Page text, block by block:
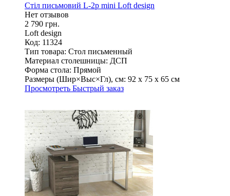
Стіл письмовий L-2p mini Loft design
Нет отзывов
2 790 грн.
Loft design
Код: 11324
Тип товара: Стол письменный
Материал столешницы: ДСП
Форма стола: Прямой
Размеры (Шир×Выс×Гл), см: 92 х 75 х 65 см
Просмотреть Быстрый заказ